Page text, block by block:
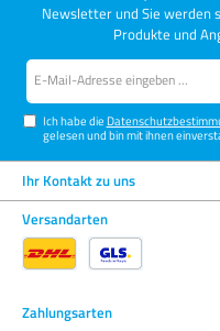
Newsletter und Sie werden
Produkte und
Ich habe die
gelesen und bin mit ihnen
Ihr Kontakt zu uns
Versandarten
Zahlungsarten